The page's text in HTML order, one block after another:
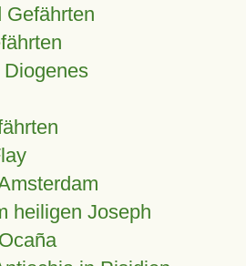
Gefährten
heiligen Joseph